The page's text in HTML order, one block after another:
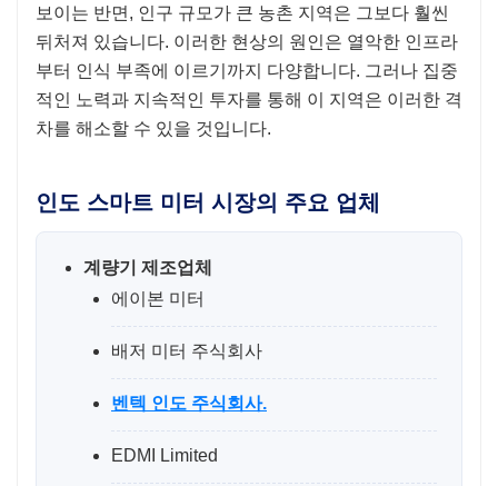
보이는 반면, 인구 규모가 큰 농촌 지역은 그보다 훨씬
뒤처져 있습니다. 이러한 현상의 원인은 열악한 인프라
부터 인식 부족에 이르기까지 다양합니다. 그러나 집중
적인 노력과 지속적인 투자를 통해 이 지역은 이러한 격
차를 해소할 수 있을 것입니다.
인도 스마트 미터 시장의 주요 업체
계량기 제조업체
에이본 미터
배저 미터 주식회사
벤텍 인도 주식회사.
EDMI Limited